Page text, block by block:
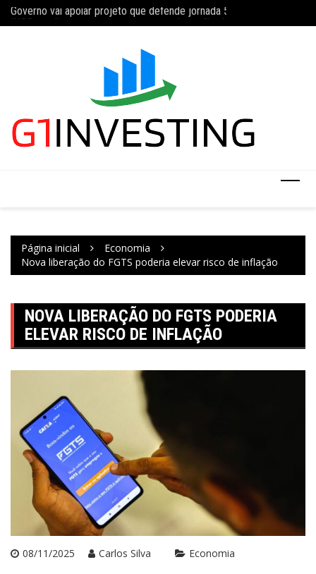
paraINSS amplia temporariamente prazo de auxílio-doença sem perícia;
Página inicial
Economia
Nova liberação do FGTS poderia elevar risco de inflação
NOVA LIBERAÇÃO DO FGTS PODERIA
ELEVAR RISCO DE INFLAÇÃO
08/11/2025 Carlos Silva Economia